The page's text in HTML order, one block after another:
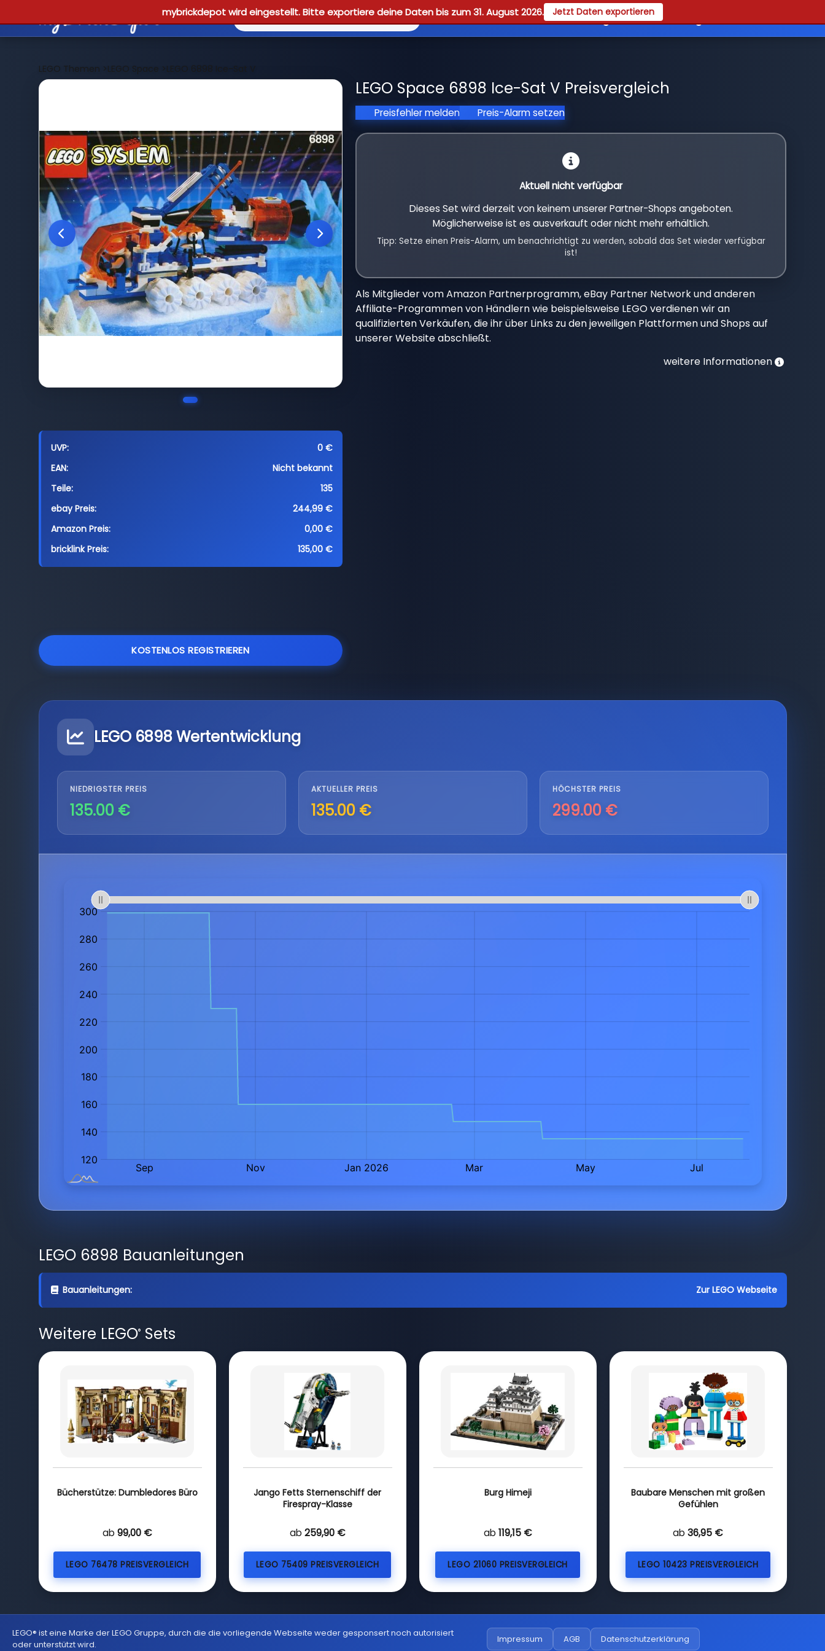
mybrickdepot wird eingestellt. Bitte exportiere deine Daten bis zum 31. August 2026. Jetzt Daten exportieren
Reviews Guides Registrieren
LEGO Themen >LEGO Space >LEGO 6898 Ice-Sat V
UVP:
0 €
EAN:
Nicht bekannt
Teile:
135
ebay Preis:
244,99 €
Amazon Preis:
0,00 €
bricklink Preis:
135,00 €
KOSTENLOS REGISTRIEREN
LEGO Space 6898 Ice-Sat V Preisvergleich
Preisfehler melden Preis-Alarm setzen
Aktuell nicht verfügbar
Dieses Set wird derzeit von keinem unserer Partner-Shops angeboten.
Möglicherweise ist es ausverkauft oder nicht mehr erhältlich.
Tipp: Setze einen Preis-Alarm, um benachrichtigt zu werden, sobald das Set wieder verfügbar
ist!
Als Mitglieder vom Amazon Partnerprogramm, eBay Partner Network und anderen
Affiliate-Programmen von Händlern wie beispielsweise LEGO verdienen wir an
qualifizierten Verkäufen, die ihr über Links zu den jeweiligen Plattformen und Shops auf
unserer Website abschließt.
weitere Informationen
LEGO 6898 Wertentwicklung
NIEDRIGSTER PREIS
135.00 €
AKTUELLER PREIS
135.00 €
HÖCHSTER PREIS
299.00 €
LEGO 6898 Bauanleitungen
Bauanleitungen: Zur LEGO Webseite
Weitere LEGO®Sets
Bücherstütze: Dumbledores Büro
ab 99,00 €
LEGO 76478 PREISVERGLEICH
Jango Fetts Sternenschiff der
Firespray-Klasse
ab 259,90 €
LEGO 75409 PREISVERGLEICH
Burg Himeji
ab 119,15 €
LEGO 21060 PREISVERGLEICH
Baubare Menschen mit großen
Gefühlen
ab 36,95 €
LEGO 10423 PREISVERGLEICH
LEGO® ist eine Marke der LEGO Gruppe, durch die die vorliegende Webseite weder gesponsert noch autorisiert
oder unterstützt wird.
Impressum AGB Datenschutzerklärung